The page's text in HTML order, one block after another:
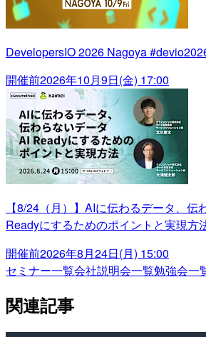
DevelopersIO 2026 Nagoya
開催前2026年10月9日(金) 17:00
【8/24（月）】AIに伝わるデータ、伝
Readyにするためのポイントと実現方
開催前2026年8月24日(月) 15:00
セミナー一覧会社説明会一覧勉強会一
関連記事